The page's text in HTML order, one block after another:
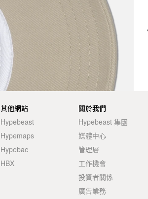
其他網站
Hypebeast
Hypemaps
Hypebae
HBX
關於我們
Hypebeast 集團
媒體中心
管理層
工作機會
投資者關係
廣告業務